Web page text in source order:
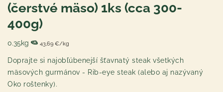
(čerstvé mäso) 1ks (cca 300-
400g)
0.35kg 43,69 €/kg
Doprajte si najobľúbenejší šťavnatý steak všetkých
mäsových gurmánov - Rib-eye steak (alebo aj nazývaný
Oko roštenky).